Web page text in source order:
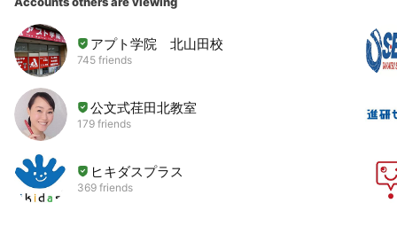
アプト学院 北山田校
745 friends
公文式荏田北教室
179 friends
ヒキダスプラス
369 friends